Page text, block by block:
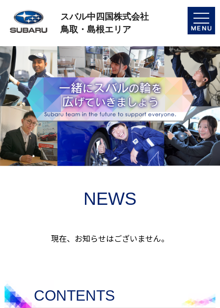
toggle
スバル中四国株式会社
鳥取・島根エリア
NEWS
現在、お知らせはございません。
CONTENTS